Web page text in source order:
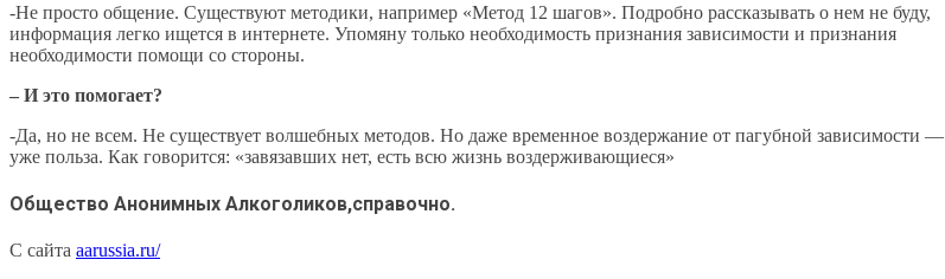
-Не просто общение. Существуют методики, например «Метод 12 шагов». Подробно рассказывать о нем не буду,
информация легко ищется в интернете. Упомяну только необходимость признания зависимости и признания
необходимости помощи со стороны.
– И это помогает?
-Да, но не всем. Не существует волшебных методов. Но даже временное воздержание от пагубной зависимости —
уже польза. Как говорится: «завязавших нет, есть всю жизнь воздерживающиеся»
Общество Анонимных Алкоголиков,справочно.
С сайта aarussia.ru/